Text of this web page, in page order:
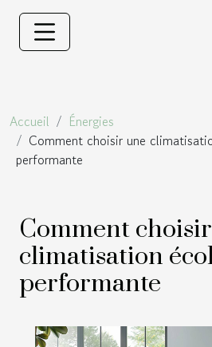
Accueil
Énergies
Comment choisir une
performante
Comment
climatisation
performante